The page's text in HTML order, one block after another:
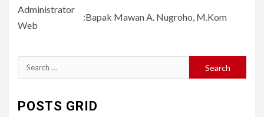
Administrator
Web
:Bapak Mawan A. Nugroho, M.Kom
Search
for:
POSTS GRID